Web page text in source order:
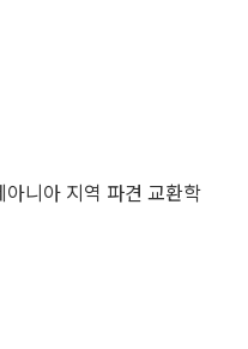
니아 지역 파견 교환학